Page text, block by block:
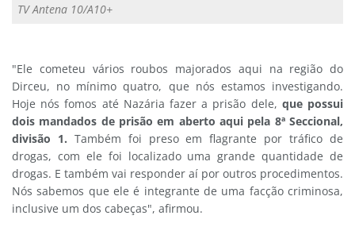
TV Antena 10/A10+
"Ele cometeu vários roubos majorados aqui na região do
Dirceu, no mínimo quatro, que nós estamos investigando.
Hoje nós fomos até Nazária fazer a prisão dele, que possui
dois mandados de prisão em aberto aqui pela 8ª Seccional,
divisão 1. Também foi preso em flagrante por tráfico de
drogas, com ele foi localizado uma grande quantidade de
drogas. E também vai responder aí por outros procedimentos.
Nós sabemos que ele é integrante de uma facção criminosa,
inclusive um dos cabeças", afirmou.